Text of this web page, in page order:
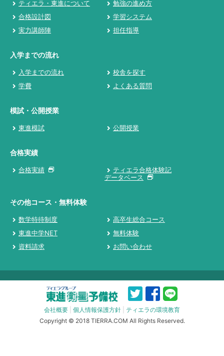
ティエラ・東進について
勉強の進め方
合格設計図
学習システム
実力講師陣
担任指導
入学までの流れ
入学までの流れ
校舎を探す
学費
よくある質問
模試・公開授業
東進模試 公開授業
合格実績
合格実績
ティエラ合格体験記
データベース
その他コース・無料体験
数学特待制度
高卒生総合コース
東進中学NET
無料体験
資料請求
お問い合わせ
会社概要 個人情報保護方針
ティエラの環境教育
Copyright © 2018 TIERRA.COM All Rights Reserved.